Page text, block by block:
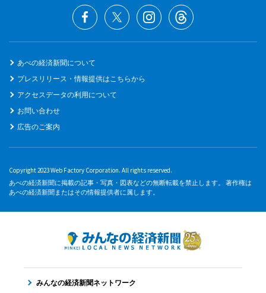
あべの経済新聞について
プレスリリース・情報提供はこちらから
アクセスデータの利用について
お問い合わせ
広告のご案内
Copyright 2023 Web Factory Corporation. All rights reserved.
あべの経済新聞に掲載の記事・写真・図表などの無断転載を禁止します。 著作権は
あべの経済新聞またはその情報提供者に属します。
みんなの経済新聞ネットワーク